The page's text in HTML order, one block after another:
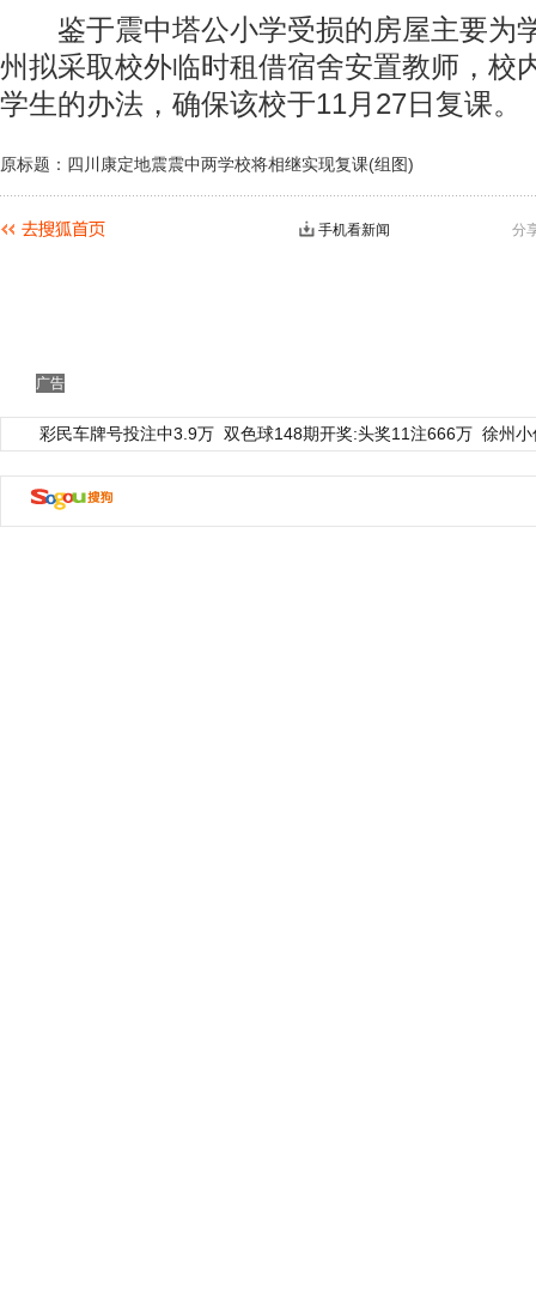
鉴于震中塔公小学受损的房屋主要为
州拟采取校外临时租借宿舍安置教师，校
学生的办法，确保该校于11月27日复课。
原标题：四川康定地震震中两学校将相继实现复课(组图)
分
手机看新闻
广告
彩民车牌号投注中3.9万 双色球148期开奖:头奖11注666万 徐州